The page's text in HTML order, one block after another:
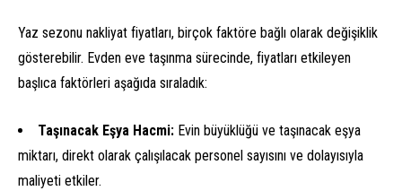
Yaz sezonu nakliyat fiyatları, birçok faktöre bağlı olarak değişiklik
gösterebilir. Evden eve taşınma sürecinde, fiyatları etkileyen
başlıca faktörleri aşağıda sıraladık:
Taşınacak Eşya Hacmi: Evin büyüklüğü ve taşınacak eşya
miktarı, direkt olarak çalışılacak personel sayısını ve dolayısıyla
maliyeti etkiler.